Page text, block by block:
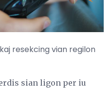
resekcing vian regilon
sian ligon per iu